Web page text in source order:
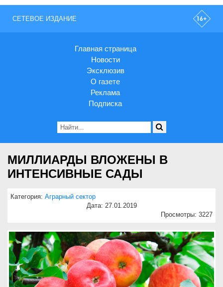
СЕТЕВОЕ ИЗДАНИЕ
Главная страница
Новости
Эксклюзив
О газете
Реклама
Подписка
МИЛЛИАРДЫ ВЛОЖЕНЫ В
ИНТЕНСИВНЫЕ САДЫ
Категория: Аграрный сектор
Дата: 27.01.2019
Просмотры: 3227